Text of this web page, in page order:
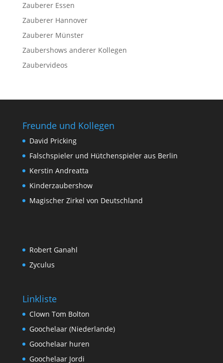
Zauberer Essen
Zauberer Hannover
Zauberer Münster
Zaubershows anderer Kollegen
Zaubervideos
Freunde und Kollegen
David Pricking
Falschspieler und Hütchenspieler aus Berlin
Kerstin Andreatta
Kinderzaubershow
Magischer Zirkel von Deutschland
Robert Ganahl
Zyculus
Linkliste
Clown Tom Bolton
Goochelaar (Niederlande)
Goochelaar huren
Goochelaar Jordi